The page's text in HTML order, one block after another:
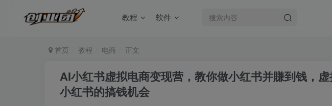
教程 软件
首页 教程 电商 正文
AI小红书虚拟电商变现营，教你做小红书并賺到钱，
小红书的搞钱机会